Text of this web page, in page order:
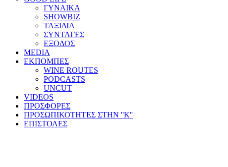
ΓΥΝΑΙΚΑ
SHOWBIZ
ΤΑΞΙΔΙΑ
ΣΥΝΤΑΓΕΣ
ΕΞΟΔΟΣ
MEDIA
ΕΚΠΟΜΠΕΣ
WINE ROUTES
PODCASTS
UNCUT
VIDEOS
ΠΡΟΣΦΟΡΕΣ
ΠΡΟΣΩΠΙΚΟΤΗΤΕΣ ΣΤΗΝ ''Κ''
ΕΠΙΣΤΟΛΕΣ